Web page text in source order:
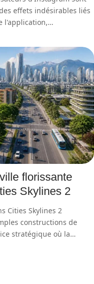
effets indésirables liés
l'application,…
florissante
Skylines 2
Cities Skylines 2
constructions de
stratégique où la…